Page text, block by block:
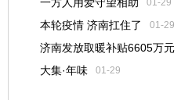
01-29
本轮疫情 济南扛住了 01-29
济南发放取暖补贴6605万元
大集·年味 01-29